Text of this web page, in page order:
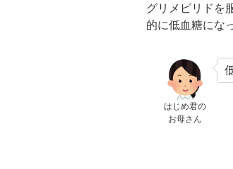
グリメピリドを
的に低血糖にな
はじめ君の
お母さん